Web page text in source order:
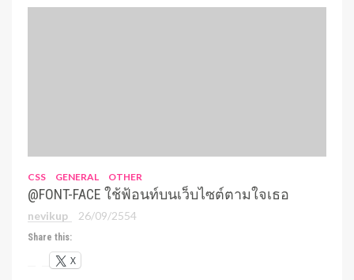
CSS GENERAL OTHER
@FONT-FACE ใช้ฟ้อนท์บนเว็บไซต์ตามใจเธอ
nevikup 26/09/2554
Share this:
X